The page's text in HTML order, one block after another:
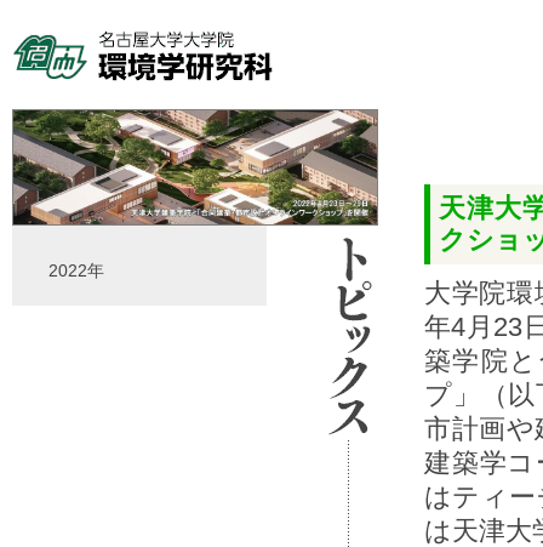
2022年
天津⼤
クショ
⼤学院
年4⽉23
築学院
プ」（
市計画や
建築学コ
はティ
は天津⼤